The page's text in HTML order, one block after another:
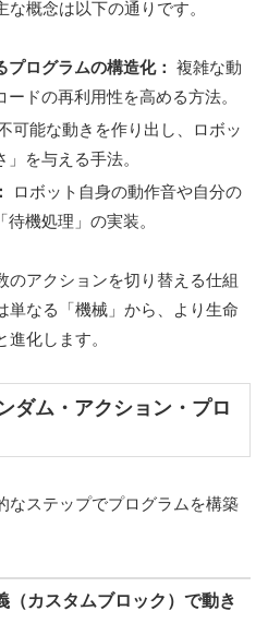
概念は以下の通りです。
プログラムの構造化： 複雑な動
ドの再利用性を高める方法。
可能な動きを作り出し、ロボッ
を与える手法。
ロボット自身の動作音や自分の
機処理」の実装。
のアクションを切り替える仕組
単なる「機械」から、より生命
化します。
ダム・アクション・プロ
なステップでプログラムを構築
（カスタムブロック）で動き